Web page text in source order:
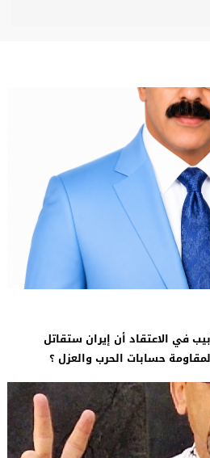
في الاعتقاد أن إيران ستقاتل
حسابات الحرب والعزل ؟